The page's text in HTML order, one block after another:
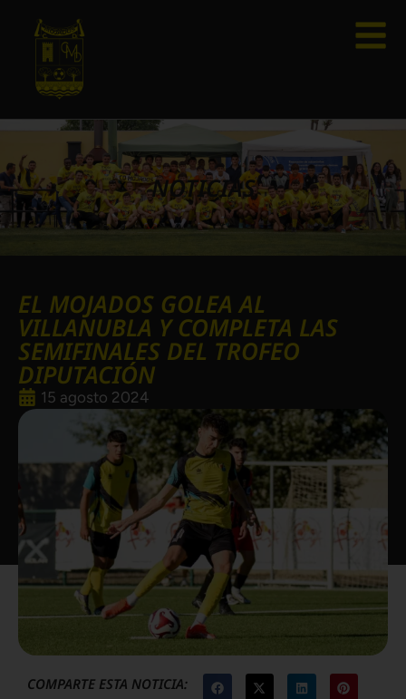
NOTICIAS
EL MOJADOS GOLEA AL
VILLANUBLA Y COMPLETA LAS
SEMIFINALES DEL TROFEO
DIPUTACIÓN
15 agosto 2024
COMPARTE ESTA NOTICIA: